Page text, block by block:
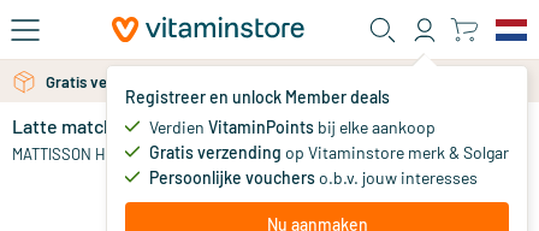
Ga naar de hoofdinhoud
Registreer en unlock Member deals
Verdien VitaminPoints bij elke aankoop
Gratis verzending op Vitaminstore merk & Solgar
Persoonlijke voucherso.b.v. jouw interesses
Nu aanmaken
Gratis persoonlijk advies via chat of email
Latte matcha gember - Ceylon kaneel bio
MATTISSON HEALTHSTYLE 9.